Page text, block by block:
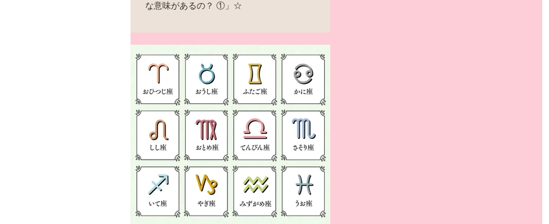
な意味があるの？ ①」☆
① 」 https://renkami.indexweb.co.jp/page/fotunelesson34/?
uid=pcdefaultuid...